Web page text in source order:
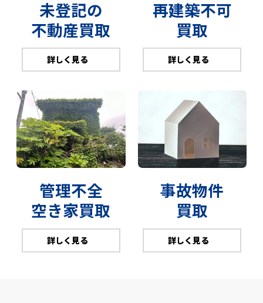
未登記の
不動産買取
詳しく見る
再建築不可
買取
詳しく見る
管理不全
空き家買取
詳しく見る
事故物件
買取
詳しく見る